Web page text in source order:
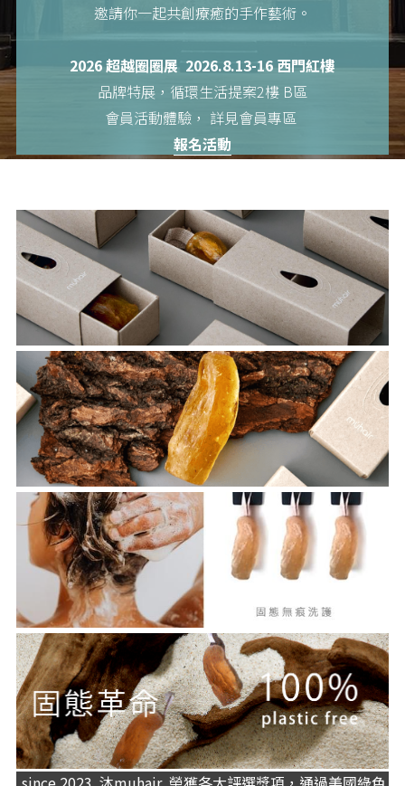
邀請你一起共創療癒的手作藝術。
2026 超越圈圈展  2026.8.13-16 西門紅樓
品牌特展，循環生活提案2樓 B區
會員活動體驗， 詳見會員專區
報名活動